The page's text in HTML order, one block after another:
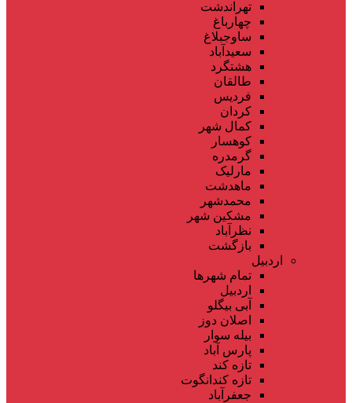
تهراندشت
چهارباغ
ساوجبلاغ
سعیدآباد
هشتگرد
طالقان
فردیس
کردان
کمال شهر
کوهسار
گرمدره
مارلیک
ماهدشت
محمدشهر
مشکین شهر
نظرآباد
بازگشت
اردبیل
تمام شهر‌ها
اردبیل
آبی بیگلو
اصلان دوز
بیله سوار
پارس آباد
تازه کند
تازه کندانگوت
جعفرآباد